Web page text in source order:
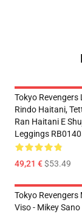
Tokyo Revengers
Rindo Haitani,
Ran Haitani E
Leggings
49,21 €$53.49
Tokyo Revengers
Viso - Mikey Sano